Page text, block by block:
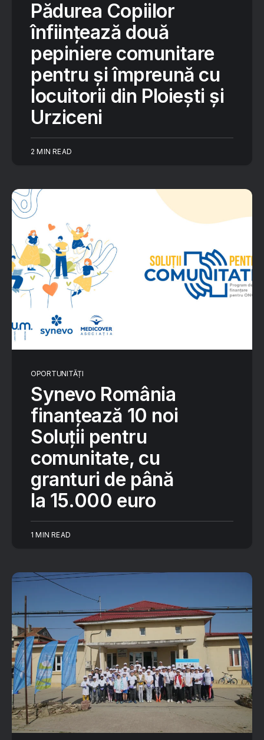
Pădurea Copiilor
înființează două
pepiniere comunitare
pentru și împreună cu
locuitorii din Ploiești și
Urziceni
2 MIN READ
OPORTUNITĂȚI
Synevo România
finanțează 10 noi
Soluții pentru
comunitate, cu
granturi de până
la 15.000 euro
1 MIN READ